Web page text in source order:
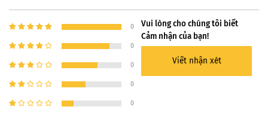
0
0
0
0
0
Vui lòng cho chúng tôi biết
Cảm nhận của bạn!
Viết nhận xét